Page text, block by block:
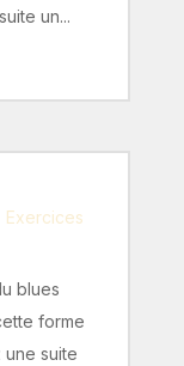
un...
Exercices
blues
forme
suite